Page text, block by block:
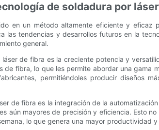
de soldadura por
en un método altamente eficiente y eficaz
las tendencias y desarrollos futuros en la
general.
de fibra es la creciente potencia y
fibra, lo que les permite abordar una gama
permitiéndoles producir diseños
de fibra es la integración de la
aún mayores de precisión y eficiencia. Esto
lo que genera una mayor productividad